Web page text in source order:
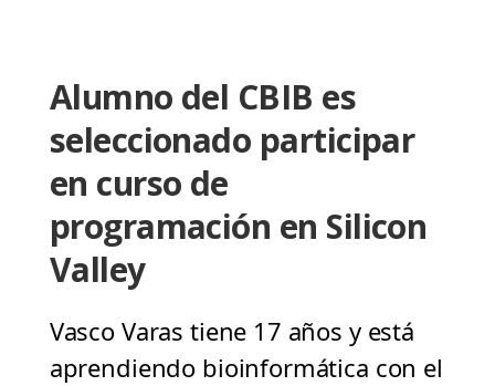
Alumno del CBIB es
seleccionado participar
en curso de
programación en Silicon
Valley
Vasco Varas tiene 17 años y está
aprendiendo bioinformática con el